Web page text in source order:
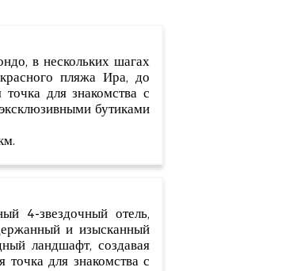
в нескольких шагах
пляжа Ира, до
для знакомства с
бутиками
4-звездочный отель,
и изысканный
ландшафт, создавая
точка для знакомства с